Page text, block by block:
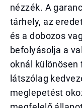
nézzék. A
tárhely, az
és a dobozos
befolyásolja a
oknál különösen
látszólag
meglepetést